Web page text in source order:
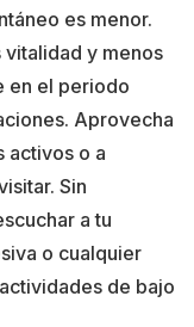
es menor.
vitalidad y menos
en el periodo
Aprovecha
activos o a
Sin
a tu
o cualquier
de bajo